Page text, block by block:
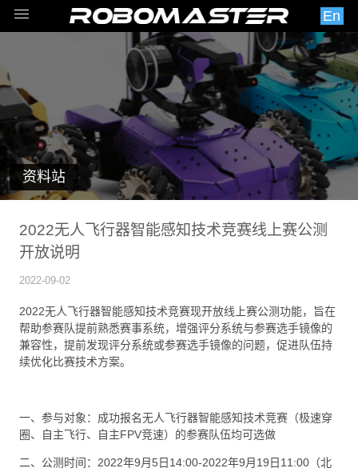
En
资料站
2022无人飞行器智能感知技术竞赛线上赛公测
开放说明
2022-09-02
2022无人飞行器智能感知技术竞赛现开放线上赛公测功能，旨在
帮助参赛队提前熟悉赛事系统，增强评分系统与参赛选手镜像的
兼容性，提前发现评分系统或参赛选手镜像的问题，促进队伍持
续优化比赛技术方案。
一、参与对象：成功报名无人飞行器智能感知技术竞赛（极速穿
圈、自主飞行、自主FPV竞速）的参赛队伍均可选做
二、公测时间：2022年9月5日14:00-2022年9月19日11:00（北